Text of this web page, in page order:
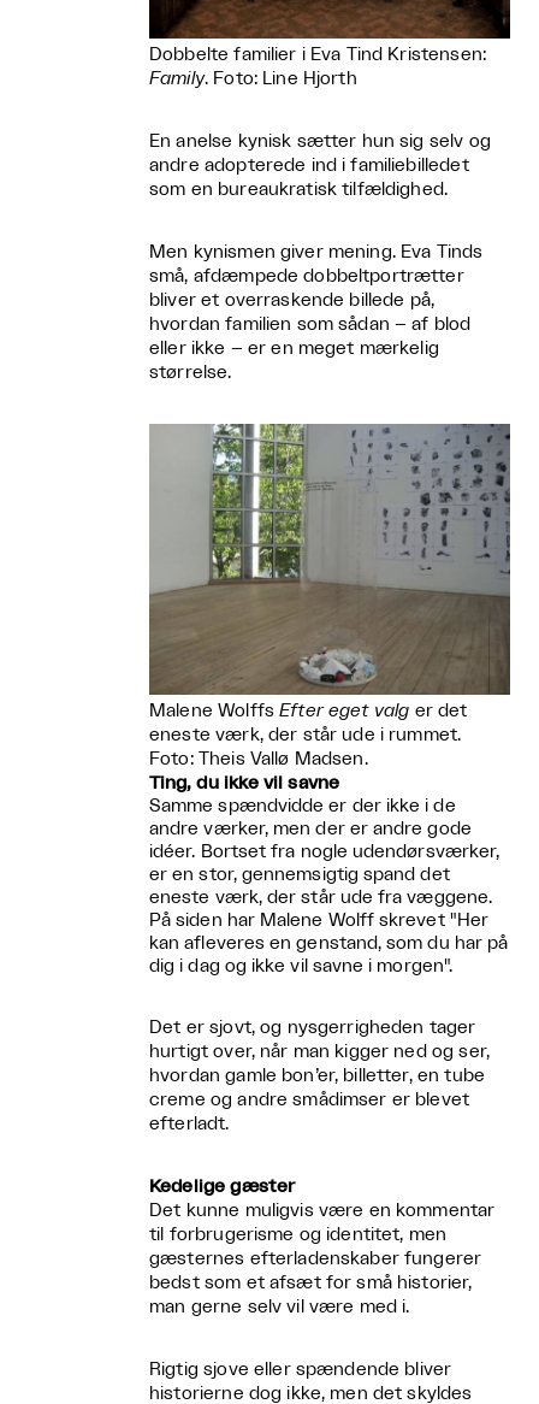
Dobbelte familier i Eva Tind Kristensen:
Family. Foto: Line Hjorth
En anelse kynisk sætter hun sig selv og
andre adopterede ind i familiebilledet
som en bureaukratisk tilfældighed.
Men kynismen giver mening. Eva Tinds
små, afdæmpede dobbeltportrætter
bliver et overraskende billede på,
hvordan familien som sådan – af blod
eller ikke – er en meget mærkelig
størrelse.
Malene WolffsEfter eget valg er det
eneste værk, der står ude i rummet.
Foto: Theis Vallø Madsen.
Ting, du ikke vil savne
Samme spændvidde er der ikke i de
andre værker, men der er andre gode
idéer. Bortset fra nogle udendørsværker,
er en stor, gennemsigtig spand det
eneste værk, der står ude fra væggene.
På siden har Malene Wolff skrevet "Her
kan afleveres en genstand, som du har på
dig i dag og ikke vil savne i morgen".
Det er sjovt, og nysgerrigheden tager
hurtigt over, når man kigger ned og ser,
hvordan gamle bon’er, billetter, en tube
creme og andre smådimser er blevet
efterladt.
Kedelige gæster
Det kunne muligvis være en kommentar
til forbrugerisme og identitet, men
gæsternes efterladenskaber fungerer
bedst som et afsæt for små historier,
man gerne selv vil være med i.
Rigtig sjove eller spændende bliver
historierne dog ikke, men det skyldes